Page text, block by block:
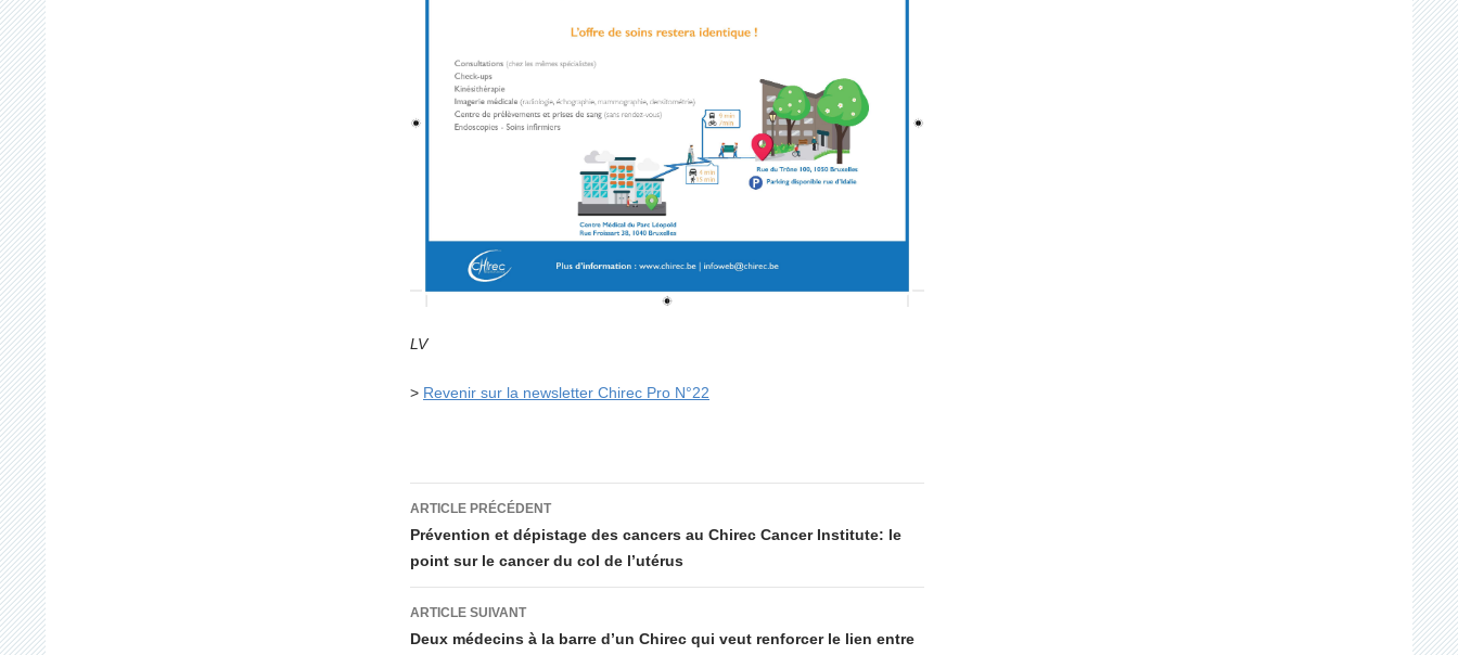
LV
> Revenir sur la newsletter Chirec Pro N°22
Navigation
des
articles
ARTICLE PRÉCÉDENT
Prévention et dépistage des cancers au Chirec Cancer Institute: le
point sur le cancer du col de l’utérus
ARTICLE SUIVANT
Deux médecins à la barre d’un Chirec qui veut renforcer le lien entre